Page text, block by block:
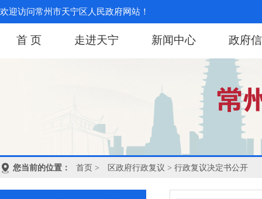
欢迎访问常州市天宁区人民政府网站！
首 页 走进天宁 新闻中心 政府
您当前的位置： 首页 > 区政府行政复议 > 行政复议决定书公开